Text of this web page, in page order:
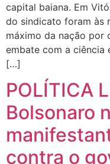
capital baiana. Em
do sindicato foram às
máximo da nação por
embate com a ciência
[…]
POLÍTICA
Bolsonaro
contra o